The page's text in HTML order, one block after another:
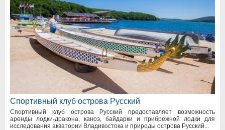
Спортивный клуб острова Русский
Спортивный клуб острова Русский предоставляет возможность
аренды лодки-дракона, каноэ, байдарки и прибрежной лодки для
исследования акватории Владивостока и природы острова Русский...